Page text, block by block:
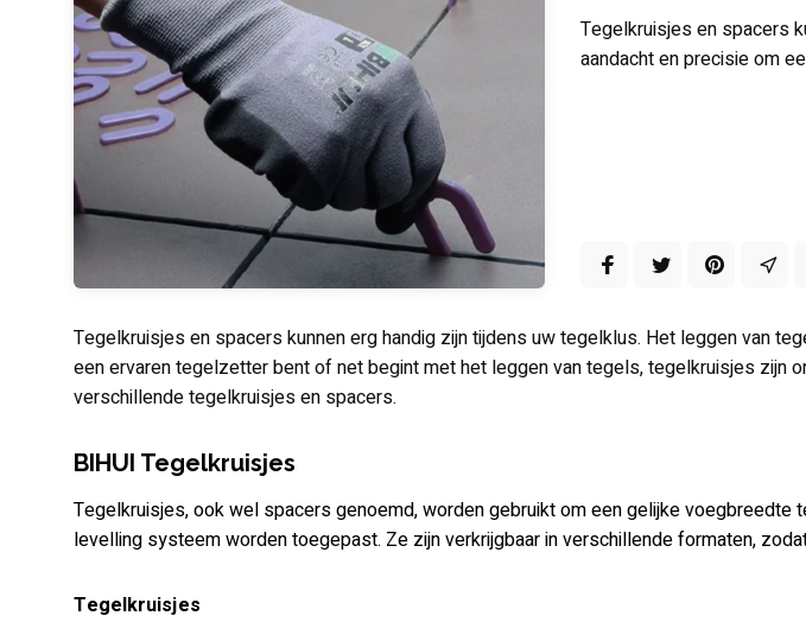
Tegelkruisjes en spacers
aandacht en precisie om
Tegelkruisjes en spacers kunnen erg handig zijn tijdens uw tegelklus. Het leggen van
een ervaren tegelzetter bent of net begint met het leggen van tegels, tegelkruisjes zijn
verschillende tegelkruisjes en spacers.
BIHUI Tegelkruisjes
Tegelkruisjes, ook wel spacers genoemd, worden gebruikt om een gelijke voegbreedte
levelling systeem worden toegepast. Ze zijn verkrijgbaar in verschillende formaten,
Tegelkruisjes